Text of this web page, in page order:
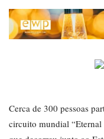
Cerca de 300 pessoas
circuito mundial